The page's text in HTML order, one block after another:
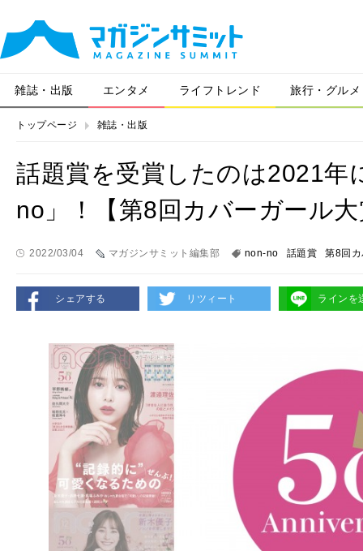
雑誌・出版 エンタメ ライフトレンド 旅行・グルメ
トップページ 雑誌・出版
話題賞を受賞したのは2021年
no」！【第8回カバーガール
2022/03/04 マガジンサミット編集部 non-no 話題賞 第8回
シェアする リツィート ラインを